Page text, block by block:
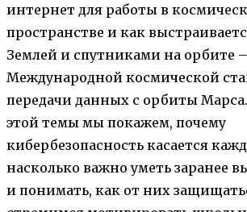
интернет для работы в
пространстве и как
Землей и спутниками на орбите
Международной космической
передачи данных с орбиты
этой темы мы покажем, почему
кибербезопасность касается
насколько важно уметь заранее
и понимать, как от них